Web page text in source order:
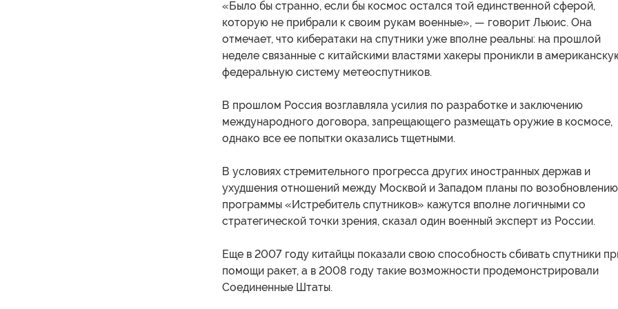
«Было бы странно, если бы космос остался той единственной сферой,
которую не прибрали к своим рукам военные», — говорит Льюис. Она
отмечает, что кибератаки на спутники уже вполне реальны: на прошлой
неделе связанные с китайскими властями хакеры проникли в
федеральную систему метеоспутников.
В прошлом Россия возглавляла усилия по разработке и заключению
международного договора, запрещающего размещать оружие в космосе,
однако все ее попытки оказались тщетными.
В условиях стремительного прогресса других иностранных держав и
ухудшения отношений между Москвой и Западом планы по возобновлению
программы «Истребитель спутников» кажутся вполне логичными со
стратегической точки зрения, сказал один военный эксперт из России.
Еще в 2007 году китайцы показали свою способность сбивать спутники
помощи ракет, а в 2008 году такие возможности продемонстрировали
Соединенные Штаты.